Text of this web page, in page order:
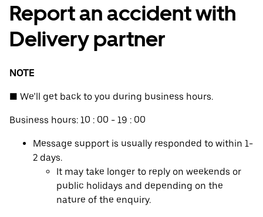
Report an accident with
Delivery partner
NOTE
■ We’ll get back to you during business hours.
Business hours: 10 : 00 - 19 : 00
Message support is usually responded to within 1-
2 days.
It may take longer to reply on weekends or
public holidays and depending on the
nature of the enquiry.